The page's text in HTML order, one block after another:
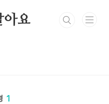
아요
1